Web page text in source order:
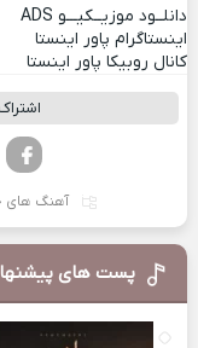
دانلــود موزیــکیـــو ADS
اینستاگرام پاور اینستا
کانال روبیکا پاور اینستا
آهنگ های
پست های